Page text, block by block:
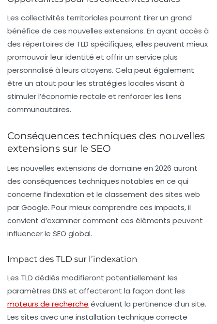
Les collectivités territoriales pourront tirer un grand
bénéfice de ces nouvelles extensions. En ayant accès à
des répertoires de TLD spécifiques, elles peuvent mieux
promouvoir leuridentité et offrir un service plus
personnalisé à leurs citoyens. Cela peut également
être un atout pour les stratégies locales visant à
stimuler l’économie rectale et renforcer les liens
communautaires.
Conséquences techniques des nouvelles
extensions sur le SEO
Les nouvelles extensions de domaine en 2026 auront
des conséquences techniques notables en ce qui
concerne l’indexation et le classement des sites web
par Google. Pour mieux comprendre ces impacts, il
convient d’examiner comment ces éléments peuvent
influencer le SEO global.
Impact des TLD sur l’indexation
Les TLD dédiés modifieront potentiellement les
paramètres DNS et affecteront la façon dont les
moteurs de recherche évaluent la pertinence d’un site.
Les sites avec une installation technique correcte